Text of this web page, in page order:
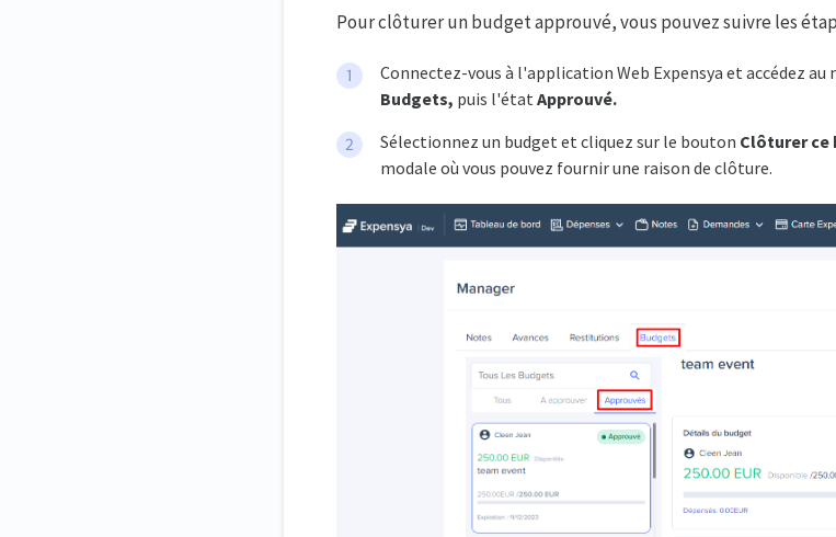
Pour clôturer un budget approuvé, vous pouvez suivre les
Connectez-vous à l'application Web Expensya et accédez au
Budgets, puis l'état Approuvé.
Sélectionnez un budget et cliquez sur le bouton Clôturer ce
modale où vous pouvez fournir une raison de clôture.